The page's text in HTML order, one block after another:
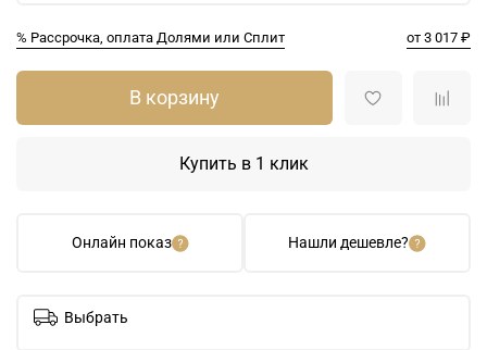
% Рассрочка, оплата Долями или Сплит от 3 017 ₽
Онлайн показ Нашли дешевле?
В корзину
Купить в 1 клик
Выбрать